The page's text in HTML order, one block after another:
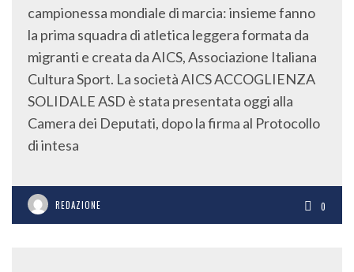
campionessa mondiale di marcia: insieme fanno
la prima squadra di atletica leggera formata da
migranti e creata da AICS, Associazione Italiana
Cultura Sport. La società AICS ACCOGLIENZA
SOLIDALE ASD è stata presentata oggi alla
Camera dei Deputati, dopo la firma al Protocollo
di intesa
REDAZIONE 0